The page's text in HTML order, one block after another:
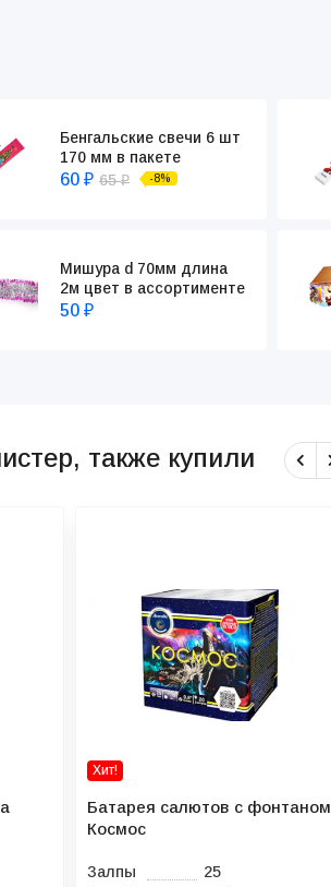
Бенгальские свечи 6 шт
170 мм в пакете
60 ₽ 65₽ -8%
Мишура d 70мм длина
2м цвет в ассортименте
50 ₽
также купили
Хит!
Батарея салютов с фонтаном
Космос
Залпы
25